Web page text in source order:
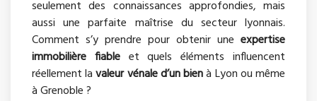
seulement des connaissances approfondies, mais
aussi une parfaite maîtrise du secteur lyonnais.
Comment s’y prendre pour obtenir une expertise
immobilière fiableet quels éléments influencent
réellement lavaleur vénale d’un bienà Lyon ou même
à Grenoble ?